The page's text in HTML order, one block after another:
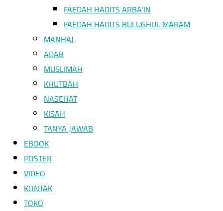
FAEDAH HADITS ARBA’IN
FAEDAH HADITS BULUGHUL MARAM
MANHAJ
ADAB
MUSLIMAH
KHUTBAH
NASEHAT
KISAH
TANYA JAWAB
EBOOK
POSTER
VIDEO
KONTAK
TOKO